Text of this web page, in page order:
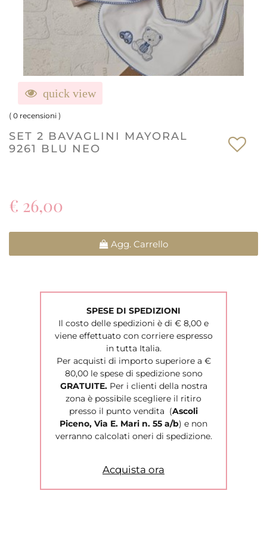
quick view
( 0 recensioni )
SET 2 BAVAGLINI MAYORAL
9261 BLU NEO
€ 26,00
Agg. Carrello
SPESE DI SPEDIZIONI
Il costo delle spedizioni è di € 8,00 e
viene effettuato con corriere espresso
in tutta Italia.
Per acquisti di importo superiore a €
80,00 le spese di spedizione sono
GRATUITE. Per i clienti della nostra
zona è possibile scegliere il ritiro
presso il punto vendita (Ascoli
Piceno, Via E. Mari n. 55 a/b) e non
verranno calcolati oneri di spedizione.
Acquista ora